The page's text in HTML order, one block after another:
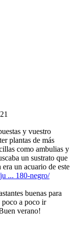
y vuestro
plantas de más
como ambulias y
un sustrato que
un acuario de este
... 180-negro/
buenas para
poco a poco ir
verano!